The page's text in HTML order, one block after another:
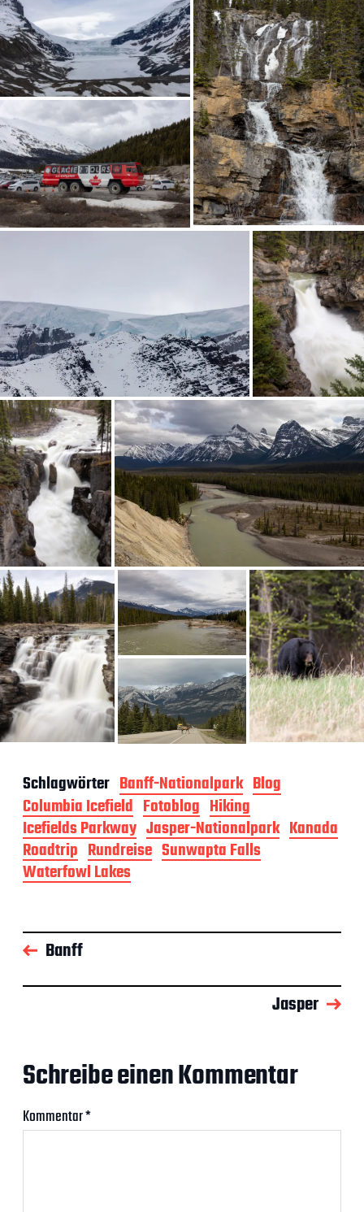
Schlagwörter Banff-Nationalpark Blog
Columbia Icefield Fotoblog Hiking
Icefields Parkway Jasper-Nationalpark Kanada
Roadtrip Rundreise Sunwapta Falls
Waterfowl Lakes
Banff
Jasper
Schreibe einen Kommentar
Kommentar*